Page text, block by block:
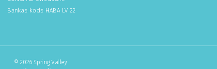
Bankas kods HABA LV 22
© 2026 Spring Valley.